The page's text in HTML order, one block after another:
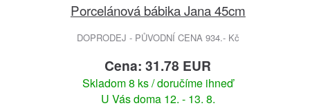
Porcelánová bábika Jana 45cm
DOPRODEJ - PŮVODNÍ CENA 934.- Kč
Cena: 31.78 EUR
Skladom 8 ks / doručíme ihneď
U Vás doma 12. - 13. 8.